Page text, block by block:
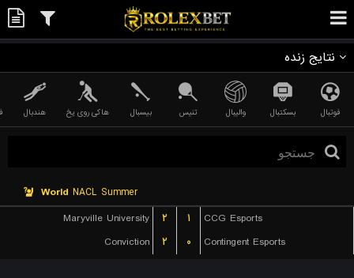
نتایج زنده
فوتبال بسکتبال والیبال تنیس بیسبال هاکی روی یخ هندبال
World NACL Summer
Maryville University
۲ ۱
CCG Esports
Conviction
۲ ۰ Contingent Esports